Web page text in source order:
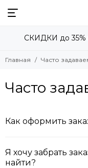
СКИДКИ до
Главная Часто
Часто
Как оформить
Я хочу забрать
найти?